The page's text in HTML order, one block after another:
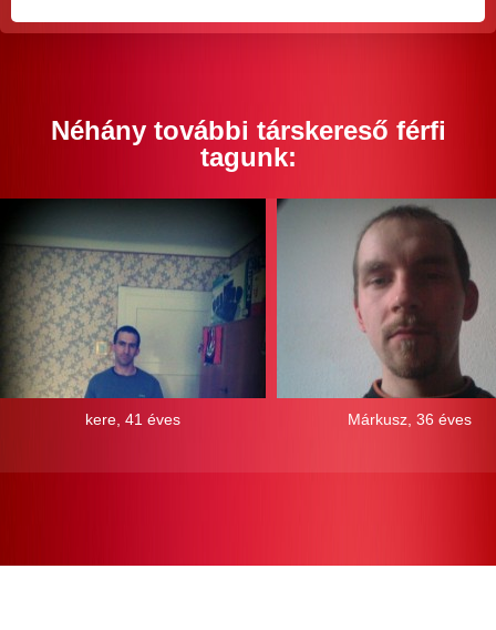
Néhány további társkereső férfi
tagunk:
kere, 41 éves Márkusz, 36 éves